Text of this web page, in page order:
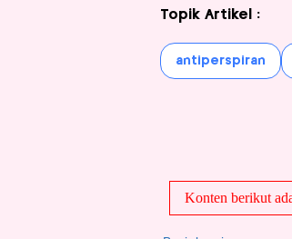
Topik Artikel :
antiperspiran